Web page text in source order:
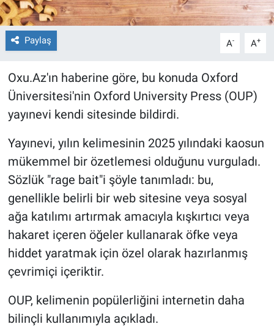
Paylaş A- A+
Oxu.Az'ın haberine göre, bu konuda Oxford
Üniversitesi'nin Oxford University Press (OUP)
yayınevi kendi sitesinde bildirdi.
Yayınevi, yılın kelimesinin 2025 yılındaki kaosun
mükemmel bir özetlemesi olduğunu vurguladı.
Sözlük "rage bait"i şöyle tanımladı: bu,
genellikle belirli bir web sitesine veya sosyal
ağa katılımı artırmak amacıyla kışkırtıcı veya
hakaret içeren öğeler kullanarak öfke veya
hiddet yaratmak için özel olarak hazırlanmış
çevrimiçi içeriktir.
OUP, kelimenin popülerliğini internetin daha
bilinçli kullanımıyla açıkladı.